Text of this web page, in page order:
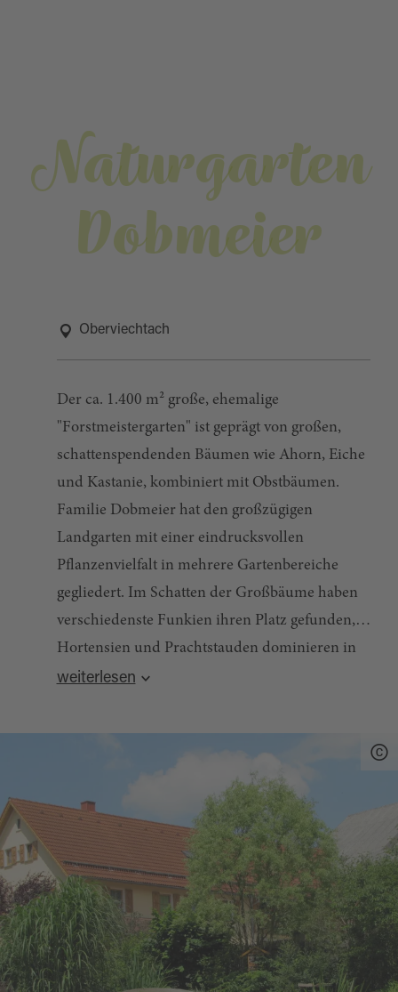
Naturgarten
Dobmeier
Oberviechtach
Der ca. 1.400 m² große, ehemalige
"Forstmeistergarten" ist geprägt von großen,
schattenspendenden Bäumen wie Ahorn, Eiche
und Kastanie, kombiniert mit Obstbäumen.
Familie Dobmeier hat den großzügigen
Landgarten mit einer eindrucksvollen
Pflanzenvielfalt in mehrere Gartenbereiche
gegliedert. Im Schatten der Großbäume haben
verschiedenste Funkien ihren Platz gefunden,
Hortensien und Prachtstauden dominieren in
sonnigeren Lagen. Die bunte,
Frühling mit vielen Tulpen und Narzissen und
setzt sich im Laufe des Jahres mit Rosen,
Blütensträuchern und Stauden fort.
Ein heimischer Findling wurde zum Quellstein
mit sich anschließendem Bachlauf und
Gartenteich, gesäumt von zahlreichen Gräsern,
die sich im Wind wiegen. Lauschige Ecken und
verschiedene Sitzmöglichkeiten laden zum
Verweilen ein.
Das hat Familie Dobmeier dazu bewogen,
Quelle:destination.one
weiterlesen